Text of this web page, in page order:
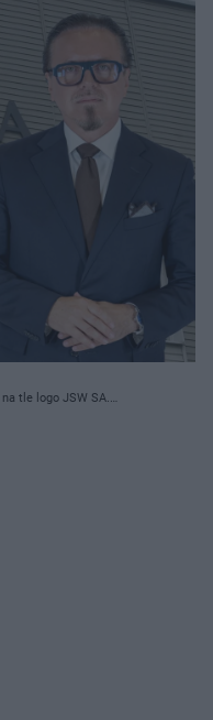
tle logo JSW SA.
gigantycznymi stratami.